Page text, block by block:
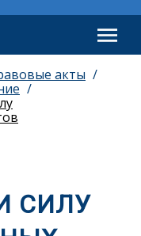
акты
СИЛУ